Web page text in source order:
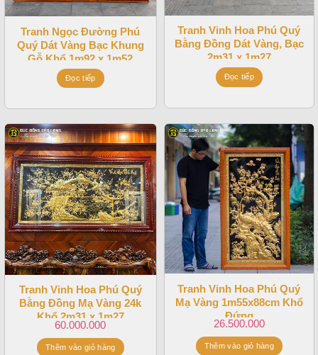
Tranh Ngọc Đường Phú
Quý Dát Vàng Bạc Khung
Gỗ Khổ 1m92 x 1m52
Đọc tiếp
Tranh Vinh Hoa Phú Quý
Bằng Đồng Dát Vàng, Bạc
2m31 x 1m27
Đọc tiếp
Tranh Vinh Hoa Phú Quý
Bằng Đồng Mạ Vàng 24k
Khổ 2m31 x 1m27
60.000.000
Thêm vào giỏ hàng
Tranh Vinh Hoa Phú Quý
Mạ Vàng 1m55x88cm Khổ
Đứng
26.500.000
Thêm vào giỏ hàng